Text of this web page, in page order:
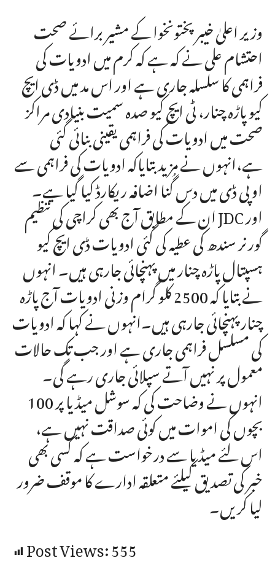
وزیر اعلیٰ خیبر پختونخوا کے مشیر برائے صحت
احتشام علی نے کہ ہے کہ کرم میں ادویات کی
فراہمی کا سلسلہ جاری ہے اور اس مد میں ڈی ایچ
کیو پاڑہ چنار، ٹی ایچ کیو صدہ سمیت بنیادی مراکز
صحت میں ادویات کی فراہمی یقینی بنائی گئی
ہے،انہوں نے مزید بتایاکہ ادویات کی فراہمی سے
او پی ڈی میں دس گُنا اضافہ ریکارڈ کیا گیا ہے۔
ان کے مطابق آج بھی کراچی کی تنظیم JDC اور
گورنر سندھ کی عطیہ کی گئی ادویات ڈی ایچ کیو
ہسپتال پاڑہ چنار میں پہنچائی جارہی ہیں۔ انہوں
نے بتایا کہ 2500 کلو گرام وزنی ادویات آج پاڑہ
چنار پہنچائی جارہی ہیں۔انہوں نے کہا کہ ادویات
کی مسلسل فراہمی جاری ہے اور جب تک حالات
معمول پر نہیں آتے سپلائی جاری رہے گی۔
انہوں نے وضاحت کی کہ سوشل میڈیا پر 100
بچوں کی اموات میں کوئی صداقت نہیں ہے،
اس لئے میڈیا سے درخواست ہے کہ کسی بھی
خبر کی تصدیق کیلئے متعلقہ ادارے کا موقف ضرور
لیا کریں۔
Post Views:555